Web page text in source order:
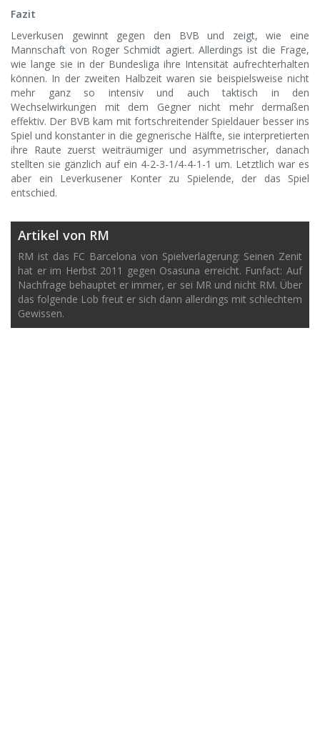
Fazit
Leverkusen gewinnt gegen den BVB und zeigt, wie eine
Mannschaft von Roger Schmidt agiert. Allerdings ist die Frage,
wie lange sie in der Bundesliga ihre Intensität aufrechterhalten
können. In der zweiten Halbzeit waren sie beispielsweise nicht
mehr ganz so intensiv und auch taktisch in den
Wechselwirkungen mit dem Gegner nicht mehr dermaßen
effektiv. Der BVB kam mit fortschreitender Spieldauer besser ins
Spiel und konstanter in die gegnerische Hälfte, sie interpretierten
ihre Raute zuerst weiträumiger und asymmetrischer, danach
stellten sie gänzlich auf ein 4-2-3-1/4-4-1-1 um. Letztlich war es
aber ein Leverkusener Konter zu Spielende, der das Spiel
entschied.
Artikel von RM
RM ist das FC Barcelona von Spielverlagerung: Seinen Zenit
hat er im Herbst 2011 gegen Osasuna erreicht. Funfact: Auf
Nachfrage behauptet er immer, er sei MR und nicht RM. Über
das folgende Lob freut er sich dann allerdings mit schlechtem
Gewissen.